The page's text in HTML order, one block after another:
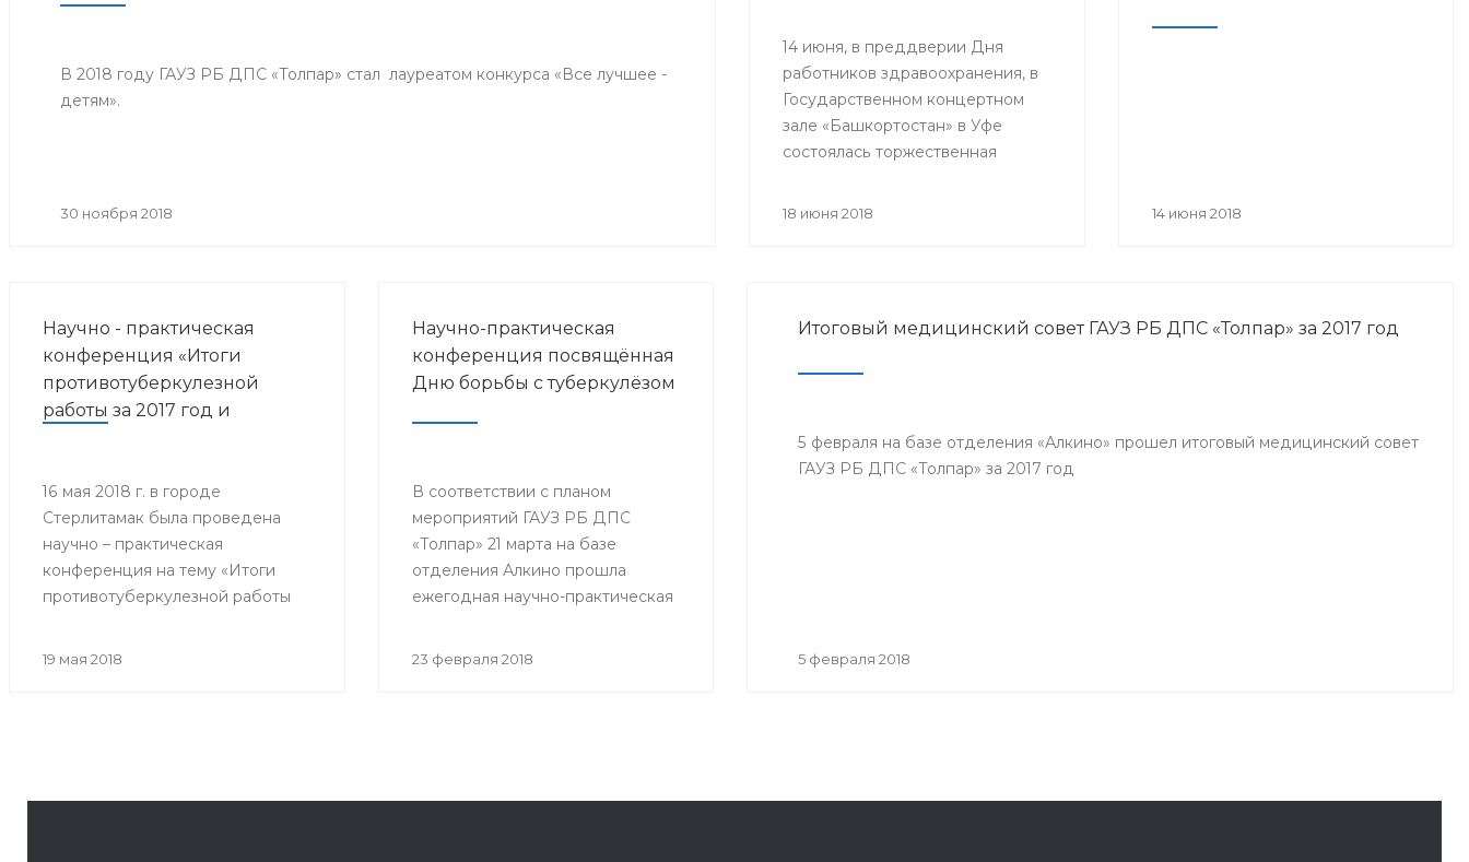
В 2018 году ГАУЗ РБ ДПС «Толпар» стал лауреатом конкурса «Все лучшее -
детям».
30 ноября 2018
14 июня, в преддверии Дня
работников здравоохранения, в
Государственном концертном
зале «Башкортостан» в Уфе
состоялась торжественная
победителей республиканского
18 июня 2018 14 июня 2018
Научно - практическая
конференция «Итоги
противотуберкулезной
работы за 2017 год и
противотуберкулезной
помощи населению
Республики Башкортостан»
16 мая 2018 г. в городе
Стерлитамак была проведена
научно – практическая
конференция на тему «Итоги
противотуберкулезной работы
19 мая 2018
Научно-практическая
конференция посвящённая
Дню борьбы с туберкулёзом
В соответствии с планом
мероприятий ГАУЗ РБ ДПС
«Толпар» 21 марта на базе
отделения Алкино прошла
ежегодная научно-практическая
Всемирному дню борьбы с
23 февраля 2018
Итоговый медицинский совет ГАУЗ РБ ДПС «Толпар» за 2017 год
5 февраля на базе отделения «Алкино» прошел итоговый медицинский совет
ГАУЗ РБ ДПС «Толпар» за 2017 год
5 февраля 2018